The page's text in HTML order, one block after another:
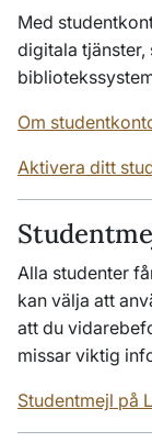
Med
digitala
Om
Aktivera ditt
Alla studenter
kan välja att
att du
missar viktig
Studentmejl på